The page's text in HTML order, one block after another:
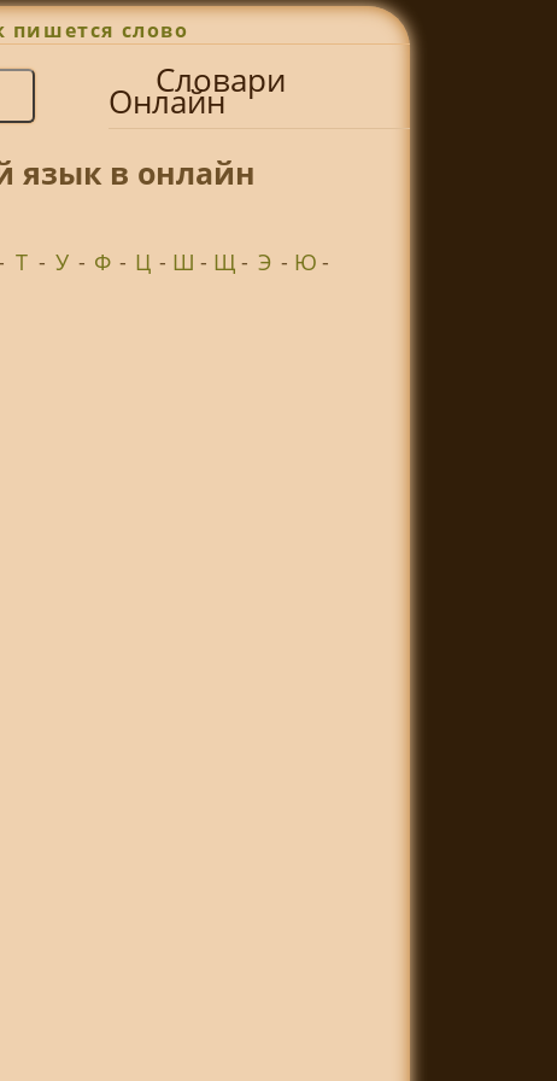
пишется слово
Словари
Онлайн
язык в онлайн
Т - У - Ф - Ц - Ш - Щ- Э - Ю-